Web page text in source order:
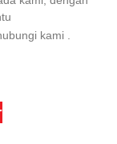
kami .